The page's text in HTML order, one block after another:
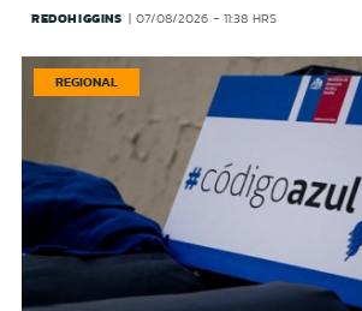
REDOHIGGINS 07/08/2026 - 11:38 HRS
REGIONAL